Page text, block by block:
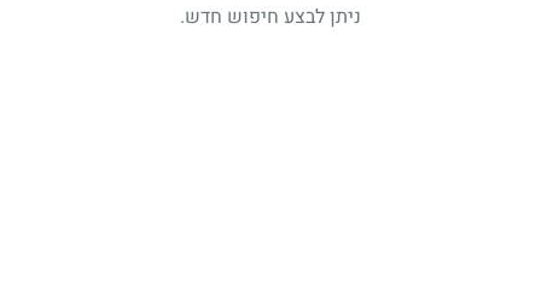
ניתן לבצע חיפוש חדש.